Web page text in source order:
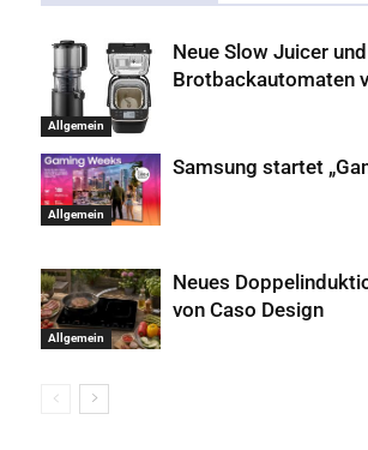
Allgemein
Neue Slow Juicer
Brotbackautomaten
Allgemein
Samsung startet
Allgemein
Neues
von Caso Design